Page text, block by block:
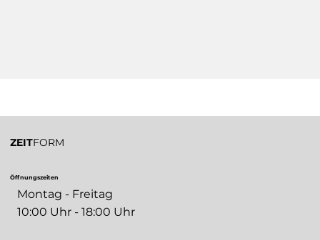
ZEITFORM
Öffnungszeiten
Montag - Freitag
10:00 Uhr - 18:00 Uhr